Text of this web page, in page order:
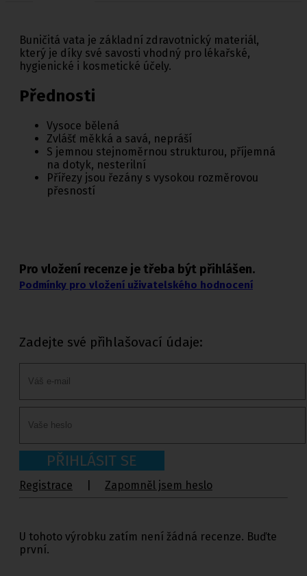
Buničitá vata je základní zdravotnický materiál,
který je díky své savosti vhodný pro lékařské,
hygienické i kosmetické účely.
Přednosti
Vysoce bělená
Zvlášť měkká a savá, nepráší
S jemnou stejnoměrnou strukturou, příjemná
na dotyk, nesterilní
Přířezy jsou řezány s vysokou rozměrovou
přesností
Pro vložení recenze je třeba být přihlášen.
Podmínky pro vložení uživatelského hodnocení
Zadejte své přihlašovací údaje:
PŘIHLÁSIT SE
Registrace Zapomněl jsem heslo
U tohoto výrobku zatím není žádná recenze. Buďte
první.